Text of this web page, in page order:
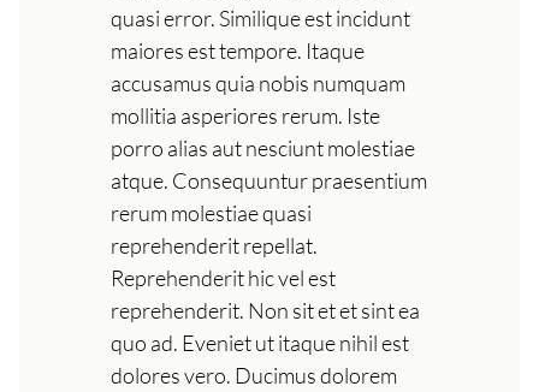
quasi error. Similique est incidunt
maiores est tempore. Itaque
accusamus quia nobis numquam
mollitia asperiores rerum. Iste
porro alias aut nesciunt molestiae
atque. Consequuntur praesentium
rerum molestiae quasi
reprehenderit repellat.
Reprehenderit hic vel est
reprehenderit. Non sit et et sint ea
quo ad. Eveniet ut itaque nihil est
dolores vero. Ducimus dolorem